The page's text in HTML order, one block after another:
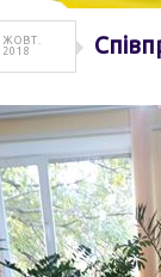
ЖОВТ.
2018